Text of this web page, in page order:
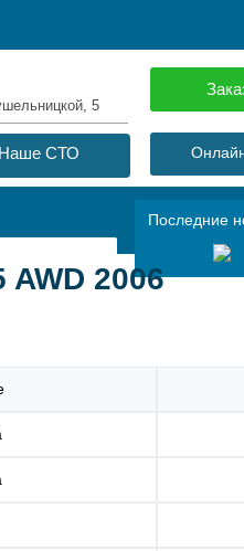
5
Наше СТО
Последние
2006